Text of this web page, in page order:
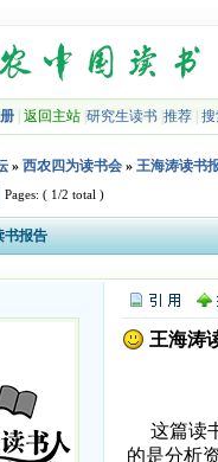
| 返回主站| 研究生读书| 推荐| 搜
» 西农四为读书会 » 王海涛读书
Pages: ( 1/2 total )
书报告
王海涛
《资
这篇读书
的是分析